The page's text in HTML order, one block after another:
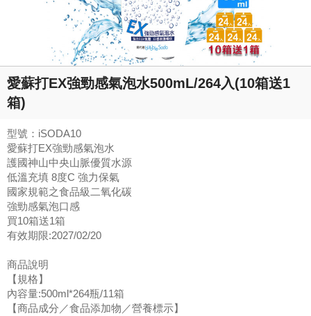
愛蘇打EX強勁感氣泡水500mL/264入(10箱送1
箱)
型號：iSODA10
愛蘇打EX強勁感氣泡水
護國神山中央山脈優質水源
低溫充填 8度C 強力保氣
國家規範之食品級二氧化碳
強勁感氣泡口感
買10箱送1箱
有效期限:2027/02/20
商品說明
【規格】
內容量:500ml*264瓶/11箱
【商品成分／食品添加物／營養標示】